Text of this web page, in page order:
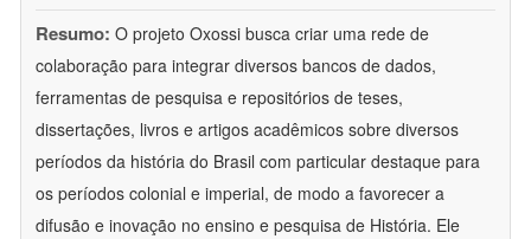
Resumo: O projeto Oxossi busca criar uma rede de
colaboração para integrar diversos bancos de dados,
ferramentas de pesquisa e repositórios de teses,
dissertações, livros e artigos acadêmicos sobre diversos
períodos da história do Brasil com particular destaque para
os períodos colonial e imperial, de modo a favorecer a
difusão e inovação no ensino e pesquisa de História. Ele